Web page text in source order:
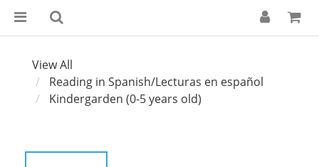
View All
Reading in Spanish/Lecturas en español
Kindergarden (0-5 years old)